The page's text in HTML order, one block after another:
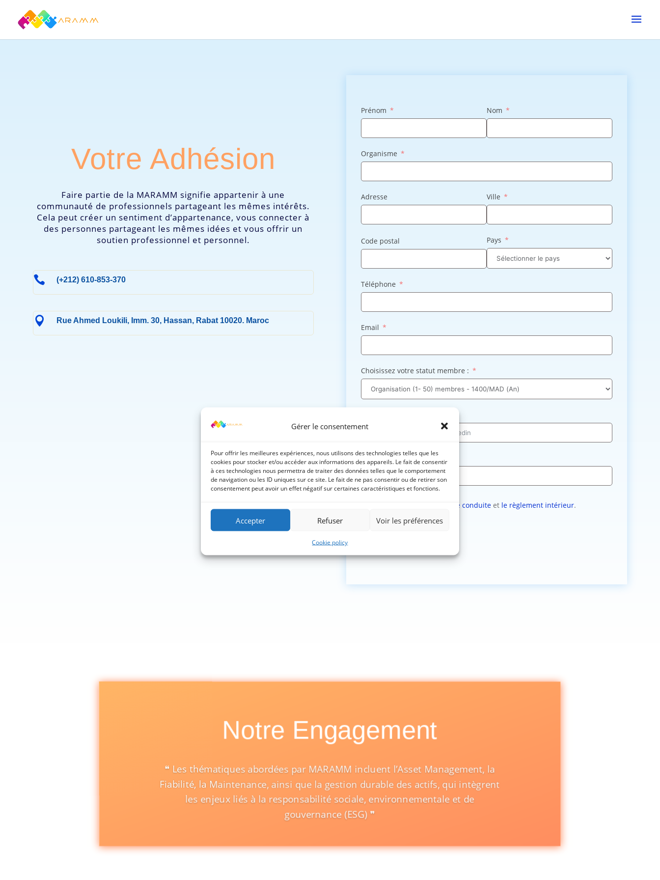
Gérer le consentement
Pour offrir les meilleures expériences, nous utilisons des technologies telles que les
cookies pour stocker et/ou accéder aux informations des appareils. Le fait de consentir
à ces technologies nous permettra de traiter des données telles que le comportement
de navigation ou les ID uniques sur ce site. Le fait de ne pas consentir ou de retirer son
consentement peut avoir un effet négatif sur certaines caractéristiques et fonctions.
Accepter Refuser Voir les préférences
Cookie policy
Votre Adhésion
Faire partie de la MARAMM signifie appartenir à une
communauté de professionnels partageant les mêmes intérêts.
Cela peut créer un sentiment d’appartenance, vous connecter à
des personnes partageant les mêmes idées et vous offrir un
soutien professionnel et personnel.
 (+212) 610-853-370
 Rue Ahmed Loukili, Imm. 30, Hassan, Rabat 10020. Maroc
Prénom Nom
Organisme
Adresse Ville
Code postal Pays
Téléphone
Email
Choisissez votre statut membre :
Site internet
le code de conduite et le règlement intérieur.
Notre Engagement
❝ Les thématiques abordées par MARAMM incluent l’Asset Management, la
Fiabilité, la Maintenance, ainsi que la gestion durable des actifs, qui intègrent
les enjeux liés à la responsabilité sociale, environnementale et de
gouvernance (ESG) ❞